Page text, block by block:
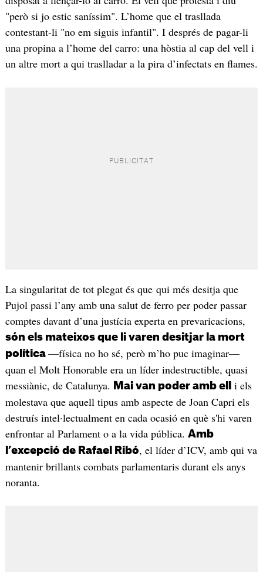
"però si jo estic saníssim". L’home que el trasllada
contestant-li "no em siguis infantil". I després de pagar-li
una propina a l’home del carro: una hòstia al cap del vell i
un altre mort a qui traslladar a la pira d’infectats en flames.
La singularitat de tot plegat és que qui més desitja que
Pujol passi l’any amb una salut de ferro per poder passar
comptes davant d’una justícia experta en prevaricacions,
són els mateixos que li varen desitjar la mort
política —física no ho sé, però m’ho puc imaginar—
quan el Molt Honorable era un líder indestructible, quasi
messiànic, de Catalunya.
Mai van poder amb ell i els
molestava que aquell tipus amb aspecte de Joan Capri els
destruís intel·lectualment en cada ocasió en què s'hi varen
enfrontar al Parlament o a la vida pública. Amb
l’excepció de Rafael Ribó, el líder d’ICV, amb qui va
mantenir brillants combats parlamentaris durant els anys
noranta.